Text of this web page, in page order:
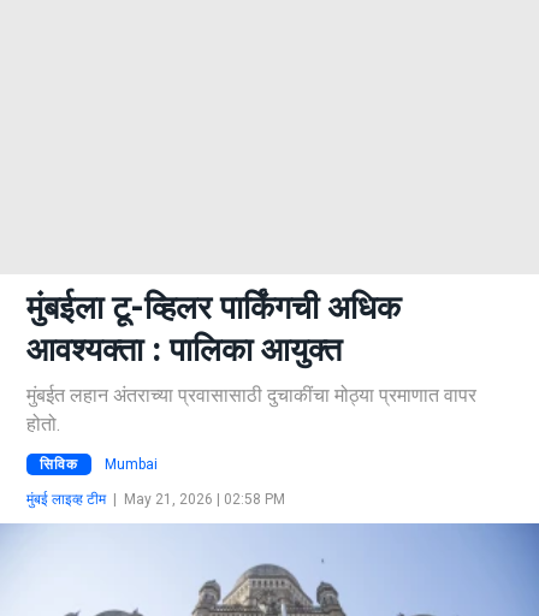
मुंबईला टू-व्हिलर पार्किंगची अधिक
आवश्यक्ता : पालिका आयुक्त
मुंबईत लहान अंतराच्या प्रवासासाठी दुचाकींचा मोठ्या प्रमाणात वापर
होतो.
सिविक Mumbai
मुंबई लाइव्ह टीम| May 21, 2026 | 02:58 PM